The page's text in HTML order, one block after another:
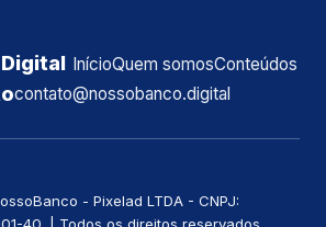
InícioQuem somosConteúdos
contato@nossobanco.digital
- Pixelad LTDA - CNPJ: